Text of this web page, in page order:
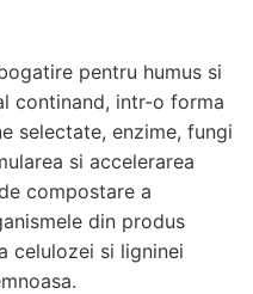
pentru humus si
continand, intr-o forma
selectate, enzime, fungi
si accelerarea
compostare a
din produs
celulozei si ligninei